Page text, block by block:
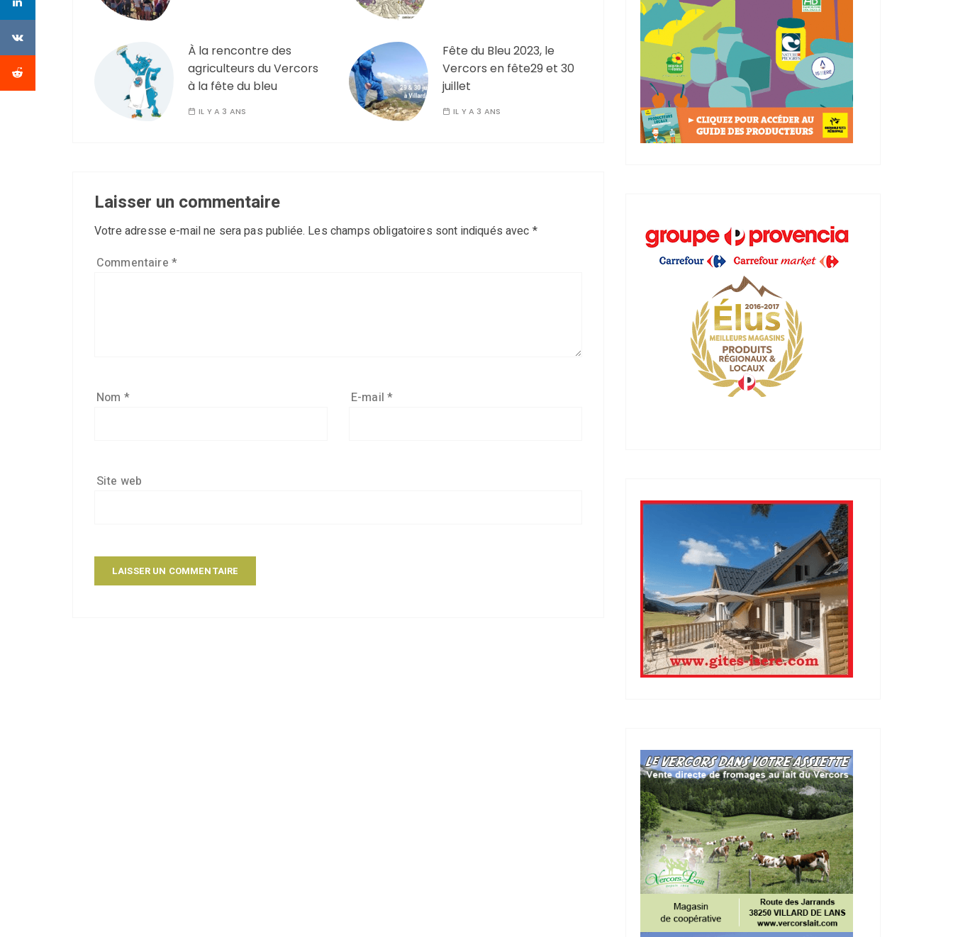
À la rencontre des
agriculteurs du Vercors
à la fête du bleu
IL Y A 3 ANS
Fête du Bleu 2023, le
Vercors en fête29 et 30
juillet
IL Y A 3 ANS
Laisser un commentaire
Votre adresse e-mail ne sera pas publiée. Les champs obligatoires sont indiqués avec *
Commentaire *
Nom * E-mail*
Site web